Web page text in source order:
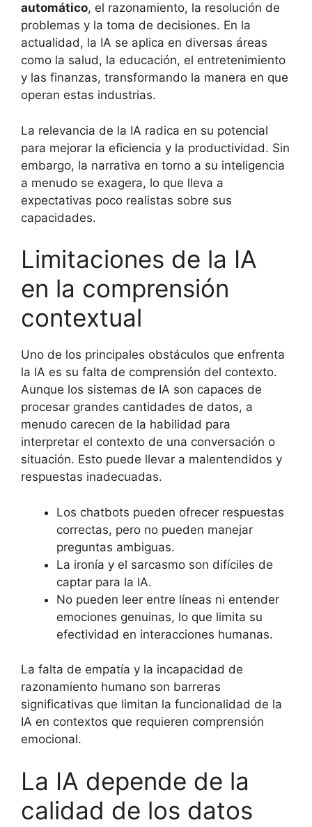
automático, el razonamiento, la resolución de
problemas y la toma de decisiones. En la
actualidad, la IA se aplica en diversas áreas
como la salud, la educación, el entretenimiento
y las finanzas, transformando la manera en que
operan estas industrias.
La relevancia de la IA radica en su potencial
para mejorar la eficiencia y la productividad. Sin
embargo, la narrativa en torno a su inteligencia
a menudo se exagera, lo que lleva a
expectativas poco realistas sobre sus
capacidades.
Limitaciones de la IA
en la comprensión
contextual
Uno de los principales obstáculos que enfrenta
la IA es su falta de comprensión del contexto.
Aunque los sistemas de IA son capaces de
procesar grandes cantidades de datos, a
menudo carecen de la habilidad para
interpretar el contexto de una conversación o
situación. Esto puede llevar a malentendidos y
respuestas inadecuadas.
Los chatbots pueden ofrecer respuestas
correctas, pero no pueden manejar
preguntas ambiguas.
La ironía y el sarcasmo son difíciles de
captar para la IA.
No pueden leer entre líneas ni entender
emociones genuinas, lo que limita su
efectividad en interacciones humanas.
La falta de empatía y la incapacidad de
razonamiento humano son barreras
significativas que limitan la funcionalidad de la
IA en contextos que requieren comprensión
emocional.
La IA depende de la
calidad de los datos